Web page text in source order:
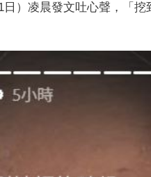
）凌晨發文吐心聲，「